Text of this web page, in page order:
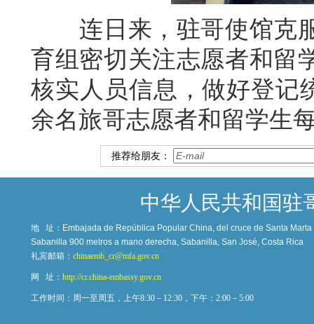
连日来，驻哥使馆克服
育组密切关注志愿者和留
核实人员信息，做好登记
余名旅哥志愿者和留学生
推荐给朋友：
中华人民共和国驻
地 址： Embajada de República Popular China, del cruce de Santa
Sabanilla 900 metros a mano derecha, Sabanilla, San José, Costa Rica
礼宾邮箱： chinaemb_cr@mfa.gov.cn
网 址： http://cr.china-embassy.gov.cn
工作时间：周一至周五，上午8:30－12:30，下午：2:00－5:00